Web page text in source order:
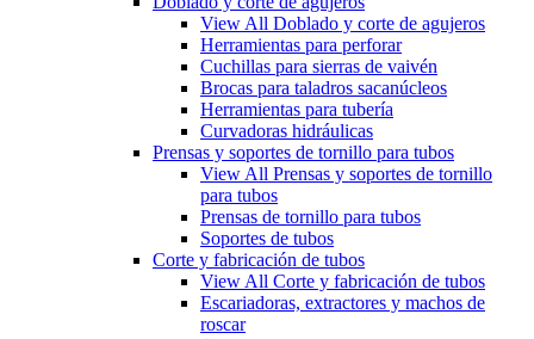
View All Doblado y corte de agujeros
Herramientas para perforar
Cuchillas para sierras de vaivén
Brocas para taladros sacanúcleos
Herramientas para tubería
Curvadoras hidráulicas
Prensas y soportes de tornillo para tubos
View All Prensas y soportes de tornillo
para tubos
Prensas de tornillo para tubos
Soportes de tubos
Corte y fabricación de tubos
View All Corte y fabricación de tubos
Escariadoras, extractores y machos de
roscar